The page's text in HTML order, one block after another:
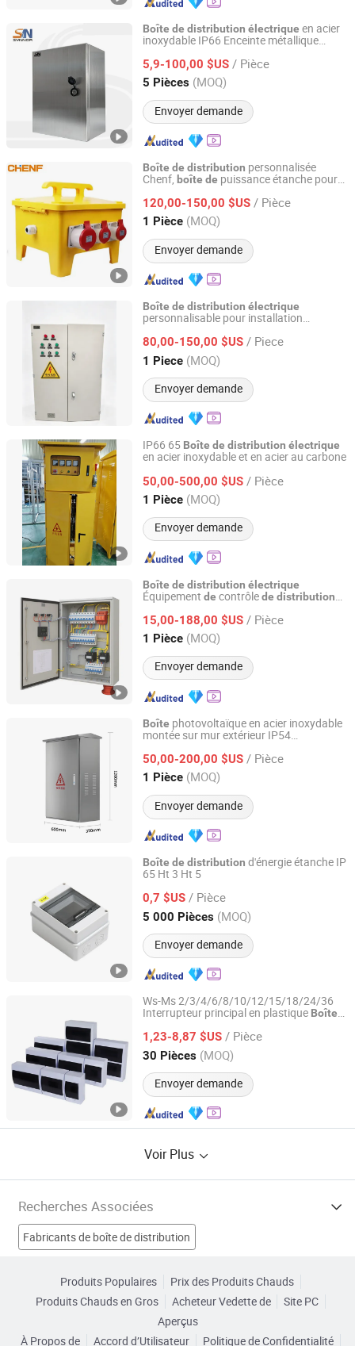
Boîte de distribution électrique en acier
inoxydable IP66 Enceinte métallique
5,9-100,00 $US / Pièce
5 Pièces (MOQ)
Envoyer demande
Foshan Shunningye Electrical Equipment Co., Ltd
Guangdong, China Depuis 2026
Boîte de distribution personnalisée
Chenf, boîte de puissance étanche pour
120,00-150,00 $US / Pièce
1 Pièce (MOQ)
Envoyer demande
Yueqing Chenf Electric Co., Ltd.
Zhejiang, China Depuis 2024
Boîte de distribution électrique
personnalisable pour installation
80,00-150,00 $US / Piece
1 Piece (MOQ)
Envoyer demande
Hainan Kensensite Electrical Equipment Co., Ltd.
Hainan, China Depuis 2026
IP66 65 Boîte de distribution électrique
en acier inoxydable et en acier au carbone
50,00-500,00 $US / Pièce
1 Pièce (MOQ)
Envoyer demande
Dongguan Aosen Electrical Equipment Co., Ltd.
Guangdong, China Depuis 2020
Boîte de distribution électrique
Équipement de contrôlede distribution
contrôle Enceinteélectrique
15,00-188,00 $US / Pièce
1 Pièce (MOQ)
Envoyer demande
Shandong Qiansheng Electric Power Equipment
Engineering Co., Ltd.
Shandong, China Depuis 2026
Boîte photovoltaïque en acier inoxydable
montée sur mur extérieur IP54
basse tension avec taille personnalisable
50,00-200,00 $US / Pièce
1 Pièce (MOQ)
Envoyer demande
Zhejiang Youcai Electric Co., Ltd.
Zhejiang, China Depuis 2026
Boîte de distribution d'énergie étanche IP
65 Ht 3 Ht 5
0,7 $US / Pièce
5 000 Pièces (MOQ)
Envoyer demande
Shandong Quanshi New Material Co., Ltd.
Shandong, China Depuis 2025
Ws-Ms 2/3/4/6/8/10/12/15/18/24/36
Interrupteur principal en plastique Boîte
dBBoîteMCB
1,23-8,87 $US / Pièce
30 Pièces (MOQ)
Envoyer demande
Yueqing Xianglang Electric Co., Ltd.
Zhejiang, China Depuis 2018
Voir Plus
Recherches Associées
Fabricants de boîte de distribution
Fabricants de Armoire de distribution électrique
Produits Populaires
Prix des Produits Chauds
Produits Chauds en Gros
Acheteur Vedette de
Site PC
Aperçus
À Propos de
Accord d’Utilisateur Politique de Confidentialité